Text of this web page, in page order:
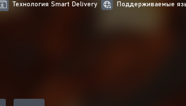
Технология Smart Delivery Поддерживаемые